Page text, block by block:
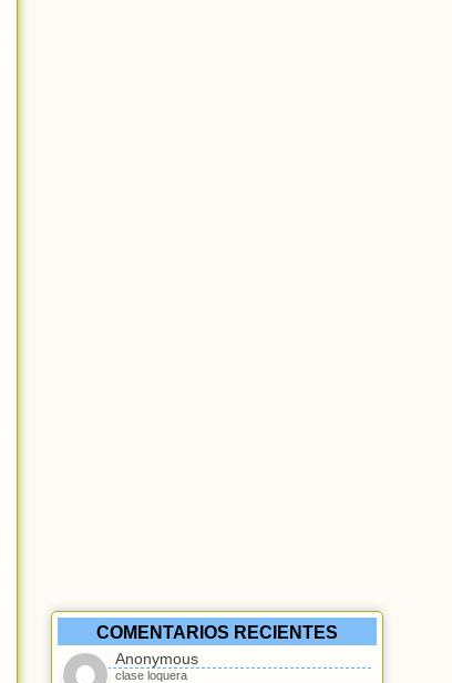
COMENTARIOS RECIENTES
Anonymous
clase loquera